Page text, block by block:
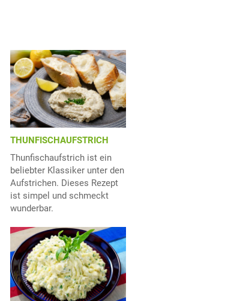
THUNFISCHAUFSTRICH
Thunfischaufstrich ist ein
beliebter Klassiker unter den
Aufstrichen. Dieses Rezept
ist simpel und schmeckt
wunderbar.